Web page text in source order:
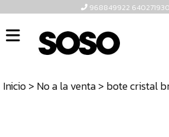
968849922 640271930
INICIO
TIENDA
Inicio> No a la venta> bote cristal